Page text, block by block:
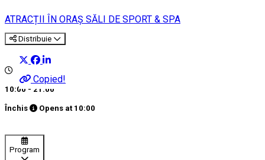
ATRACȚII ÎN ORAȘ SĂLI DE SPORT & SPA
Distribuie
Copied!
10:00 - 21:00
Închis Opens at 10:00
Program